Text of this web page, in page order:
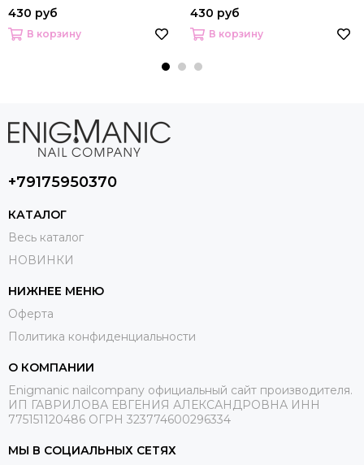
430 руб
В корзину
430 руб
В корзину
+79175950370
КАТАЛОГ
Весь каталог
НОВИНКИ
НИЖНЕЕ МЕНЮ
Оферта
Политика конфиденциальности
О КОМПАНИИ
Enigmanic nailcompany официальный сайт производителя.
ИП ГАВРИЛОВА ЕВГЕНИЯ АЛЕКСАНДРОВНА ИНН
775151120486 ОГРН 323774600296334
МЫ В СОЦИАЛЬНЫХ СЕТЯХ